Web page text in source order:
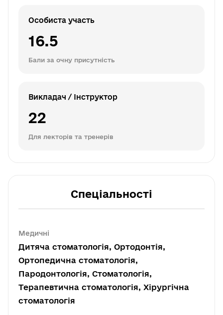
Особиста участь
16.5
Бали за очну присутність
Викладач / Інструктор
22
Для лекторів та тренерів
Спеціальності
Медичні
Дитяча стоматологія, Ортодонтія,
Ортопедична стоматологія,
Пародонтологія, Стоматологія,
Терапевтична стоматологія, Хірургічна
стоматологія